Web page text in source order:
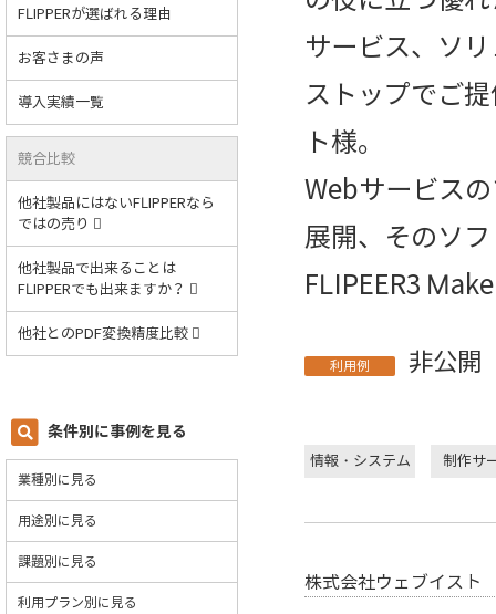
サービス、ソ
ストップでご
ト様。
Webサービスの
展開、そのソ
FLIPEER3
利用例 非公開
情報・システム 制作サ
株式会社ウェブイスト
FLIPPERが選ばれる理由
お客さまの声
導入実績一覧
競合比較
他社製品にはないFLIPPERなら
ではの売り
他社製品で出来ることは
FLIPPERでも出来ますか？
他社とのPDF変換精度比較
条件別に事例を見る
業種別に見る
用途別に見る
課題別に見る
利用プラン別に見る